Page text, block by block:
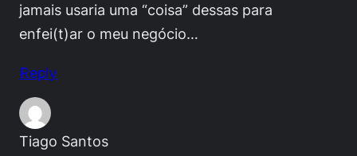
jamais usaria uma “coisa” dessas para
enfei(t)ar o meu negócio…
Reply
Tiago Santos